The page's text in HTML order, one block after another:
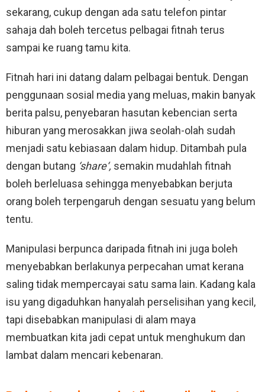
sekarang, cukup dengan ada satu telefon pintar
sahaja dah boleh tercetus pelbagai fitnah terus
sampai ke ruang tamu kita.
Fitnah hari ini datang dalam pelbagai bentuk. Dengan
penggunaan sosial media yang meluas, makin banyak
berita palsu, penyebaran hasutan kebencian serta
hiburan yang merosakkan jiwa seolah-olah sudah
menjadi satu kebiasaan dalam hidup. Ditambah pula
dengan butang ‘share‘, semakin mudahlah fitnah
boleh berleluasa sehingga menyebabkan berjuta
orang boleh terpengaruh dengan sesuatu yang belum
tentu.
Manipulasi berpunca daripada fitnah ini juga boleh
menyebabkan berlakunya perpecahan umat kerana
saling tidak mempercayai satu sama lain. Kadang kala
isu yang digaduhkan hanyalah perselisihan yang kecil,
tapi disebabkan manipulasi di alam maya
membuatkan kita jadi cepat untuk menghukum dan
lambat dalam mencari kebenaran.